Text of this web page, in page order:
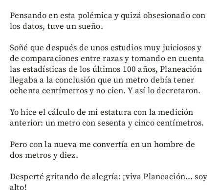
Pensando en esta polémica y quizá obsesionado con
los datos, tuve un sueño.
Soñé que después de unos estudios muy juiciosos y
de comparaciones entre razas y tomando en cuenta
las estadísticas de los últimos 100 años, Planeación
llegaba a la conclusión que un metro debía tener
ochenta centímetros y no cien. Y así lo decretaron.
Yo hice el cálculo de mi estatura con la medición
anterior: un metro con sesenta y cinco centímetros.
Pero con la nueva me convertía en un hombre de
dos metros y diez.
Desperté gritando de alegría: ¡viva Planeación... soy
alto!